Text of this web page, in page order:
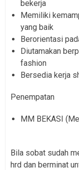
bekerja
Memiliki
yang baik
Berorientasi
Diutamakan
fashion
Bersedia kerja
Penempatan
MM BEKASI
Bila sobat sudah
hrd dan berminat